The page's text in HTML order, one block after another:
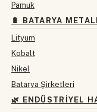
Pamuk
🔋 BATARYA
Lityum
Kobalt
Nikel
Batarya Şirketleri
🌿 ENDÜSTRIYEL